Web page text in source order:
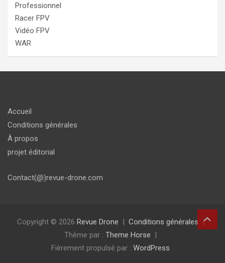
Professionnel
Racer FPV
Vidéo FPV
WAR
Accueil
Conditions générales
À propos
projet éditorial
Contact(@)revue-drone.com
Copyright © 2026 Revue Drone
Conditions générales
Thème par : Theme Horse
Fièrement propulsé par : WordPress